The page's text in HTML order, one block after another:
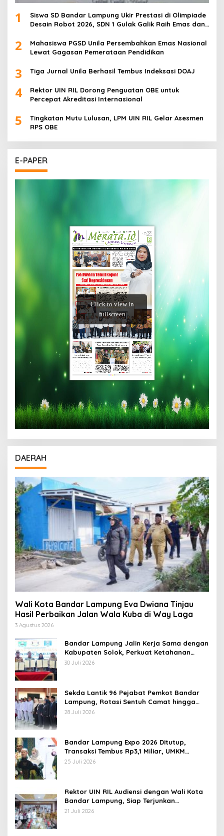
1
Siswa SD Bandar Lampung Ukir Prestasi di Olimpiade
Desain Robot 2026, SDN 1 Gulak Galik Raih Emas dan
2
Mahasiswa PGSD Unila Persembahkan Emas Nasional
Lewat Gagasan Pemerataan Pendidikan
3 Tiga Jurnal Unila Berhasil Tembus Indeksasi DOAJ
4
Rektor UIN RIL Dorong Penguatan OBE untuk
Percepat Akreditasi Internasional
5
Tingkatan Mutu Lulusan, LPM UIN RIL Gelar Asesmen
RPS OBE
E-PAPER
DAERAH
Wali Kota Bandar Lampung Eva Dwiana Tinjau
Hasil Perbaikan Jalan Wala Kuba di Way Laga
3 Agustus 2026
Bandar Lampung Jalin Kerja Sama dengan
Kabupaten Solok, Perkuat Ketahanan
Pangan dan Kendalikan Inflasi
30 Juli 2026
Sekda Lantik 96 Pejabat Pemkot Bandar
Lampung, Rotasi Sentuh Camat hingga
Lurah
28 Juli 2026
Bandar Lampung Expo 2026 Ditutup,
Transaksi Tembus Rp3,1 Miliar, UMKM
Kuliner Jadi Penggerak
25 Juli 2026
Rektor UIN RIL Audiensi dengan Wali Kota
Bandar Lampung, Siap Terjunkan
Mahasiswa KKN Transformatif 2026
21 Juli 2026